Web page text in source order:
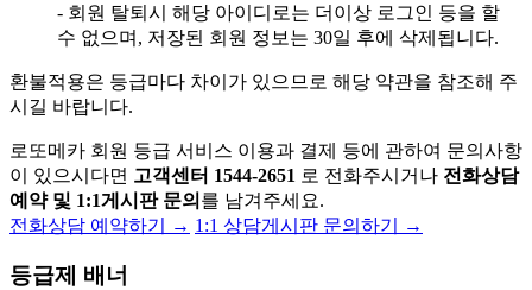
- 회원 탈퇴시 해당 아이디로는 더이상 로그인 등을 할
수 없으며, 저장된 회원 정보는 30일 후에 삭제됩니다.
환불적용은 등급마다 차이가 있으므로 해당 약관을 참조해 주
시길 바랍니다.
로또메카 회원 등급 서비스 이용과 결제 등에 관하여 문의사항
이 있으시다면 고객센터 1544-2651 로 전화주시거나 전화상담
예약 및 1:1게시판 문의 를 남겨주세요.
전화상담 예약하기 → 1:1 상담게시판 문의하기 →
등급제 배너